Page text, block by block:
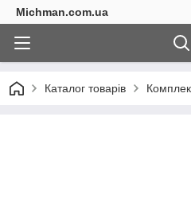
Michman.com.ua
Каталог товарів